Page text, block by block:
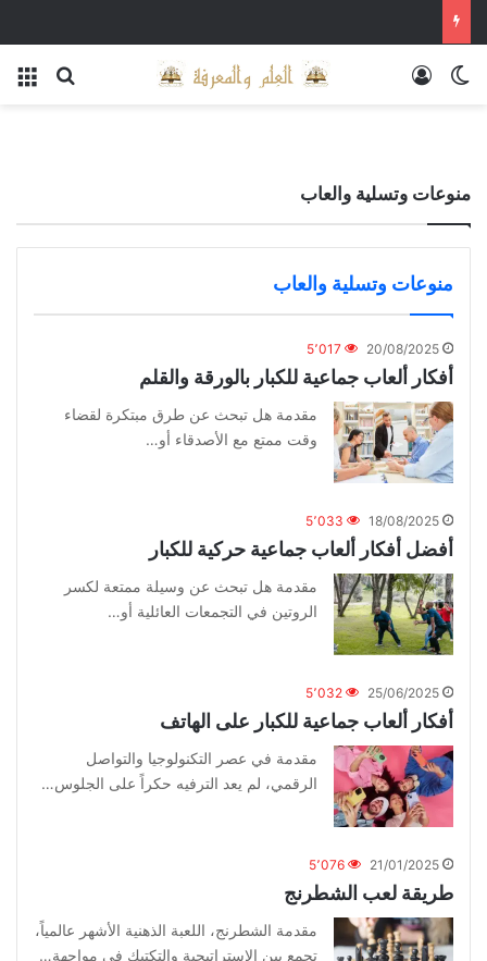
بحث الوضع المظلمتسجيل الدخول
منوعات وتسلية والعاب
منوعات وتسلية والعاب
20/08/2025 5٬017
أفكار ألعاب جماعية للكبار بالورقة والقلم
مقدمة هل تبحث عن طرق مبتكرة لقضاء
وقت ممتع مع الأصدقاء أو…
18/08/2025 5٬033
أفضل أفكار ألعاب جماعية حركية للكبار
مقدمة هل تبحث عن وسيلة ممتعة لكسر
الروتين في التجمعات العائلية أو…
25/06/2025 5٬032
أفكار ألعاب جماعية للكبار على الهاتف
مقدمة في عصر التكنولوجيا والتواصل
الرقمي، لم يعد الترفيه حكراً على الجلوس…
21/01/2025 5٬076
طريقة لعب الشطرنج
مقدمة الشطرنج، اللعبة الذهنية الأشهر عالمياً،
تجمع بين الاستراتيجية والتكتيك في مواجهة…